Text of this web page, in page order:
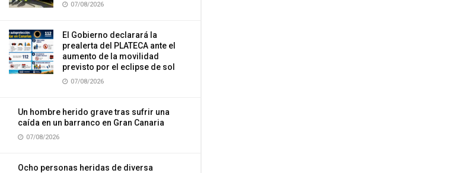
07/08/2026
El Gobierno declarará la
prealerta del PLATECA ante el
aumento de la movilidad
previsto por el eclipse de sol
07/08/2026
Un hombre herido grave tras sufrir una
caída en un barranco en Gran Canaria
07/08/2026
Ocho personas heridas de diversa